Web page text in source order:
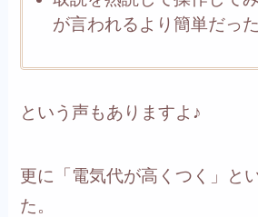
が言われるより簡単だった
という声もありますよ♪
更に「電気代が高くつく」と
た。